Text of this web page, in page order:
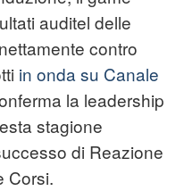
auditel delle
contro
in onda su Canale
la leadership
stagione
di Reazione
Corsi.